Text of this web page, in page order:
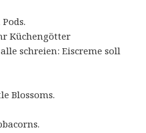
Küchengötter
schreien: Eiscreme soll
Blossoms.